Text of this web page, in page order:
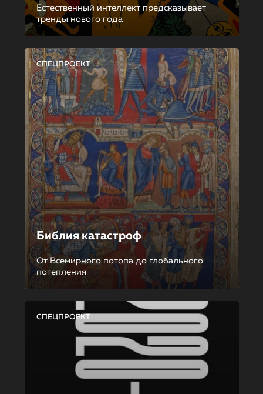
Естественный интеллект предсказывает
тренды нового года
СПЕЦПРОЕКТ
Библия катастроф
От Всемирного потопа до глобального
потепления
СПЕЦПРОЕКТ